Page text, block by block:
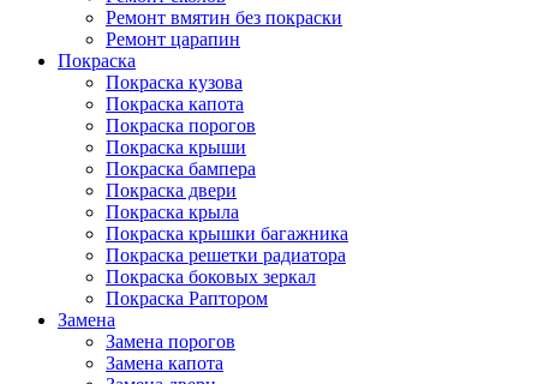
Ремонт вмятин без покраски
Ремонт царапин
Покраска
Покраска кузова
Покраска капота
Покраска порогов
Покраска крыши
Покраска бампера
Покраска двери
Покраска крыла
Покраска крышки багажника
Покраска решетки радиатора
Покраска боковых зеркал
Покраска Раптором
Замена
Замена порогов
Замена капота